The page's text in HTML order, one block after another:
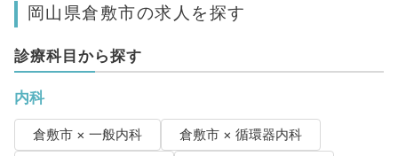
岡山県倉敷市の求人を探す
診療科目から探す
内科
倉敷市 × 一般内科
倉敷市 × 循環器内科